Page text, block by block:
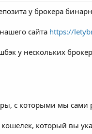
у брокера
сайта https://
у нескольких
с которыми мы
который вы